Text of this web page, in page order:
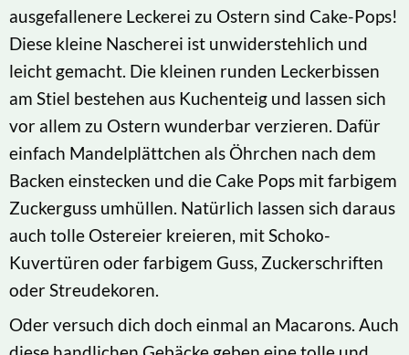
ausgefallenere Leckerei zu Ostern sind Cake-Pops!
Diese kleine Nascherei ist unwiderstehlich und
leicht gemacht. Die kleinen runden Leckerbissen
am Stiel bestehen aus Kuchenteig und lassen sich
vor allem zu Ostern wunderbar verzieren. Dafür
einfach Mandelplättchen als Öhrchen nach dem
Backen einstecken und die Cake Pops mit farbigem
Zuckerguss umhüllen. Natürlich lassen sich daraus
auch tolle Ostereier kreieren, mit Schoko-
Kuvertüren oder farbigem Guss, Zuckerschriften
oder Streudekoren.
Oder versuch dich doch einmal an Macarons. Auch